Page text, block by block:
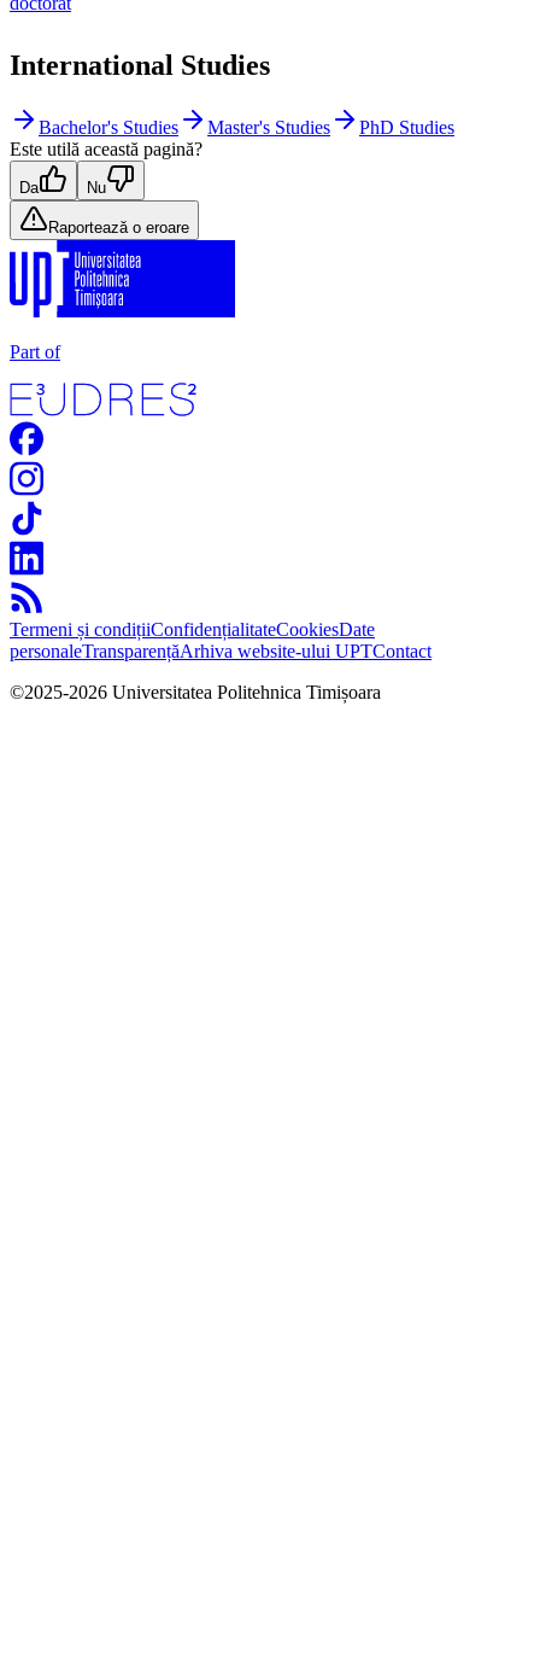
International Studies
Bachelor's Studies Master's Studies
PhD Studies
Este utilă această pagină?
Da Nu
Raportează o eroare
Part of
Termeni și condițiiConfidențialitateCookiesDate
personaleTransparențăArhiva website-ului UPTContact
©2025-2026 Universitatea Politehnica Timișoara